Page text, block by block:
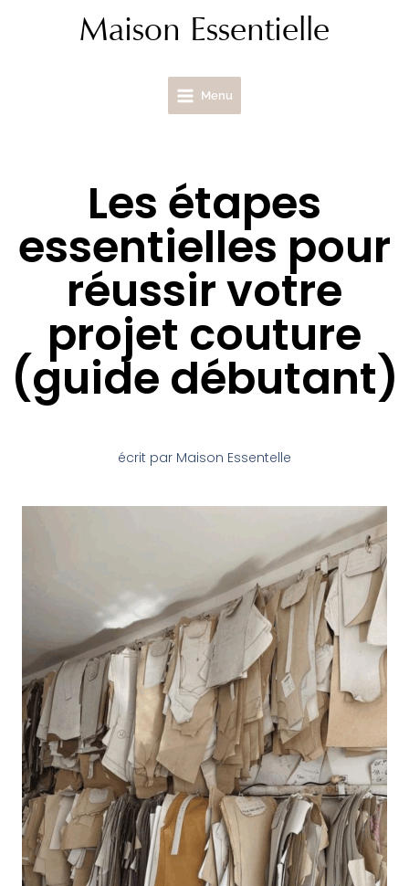
Maison Essentielle
Menu
Les étapes
essentielles pour
réussir votre
projet couture
(guide débutant)
écrit par Maison Essentelle